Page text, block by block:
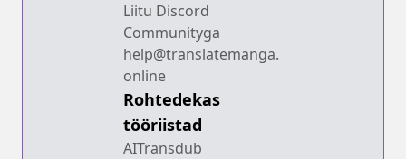
Liitu Discord
Communityga
help@translatemanga.
online
Rohtedekas
tööriistad
AITransdub